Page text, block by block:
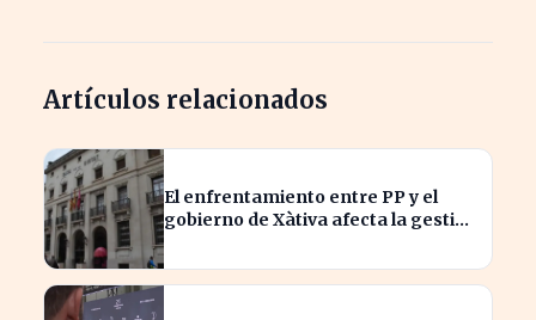
Artículos relacionados
El enfrentamiento entre PP y el
gobierno de Xàtiva afecta la gestión